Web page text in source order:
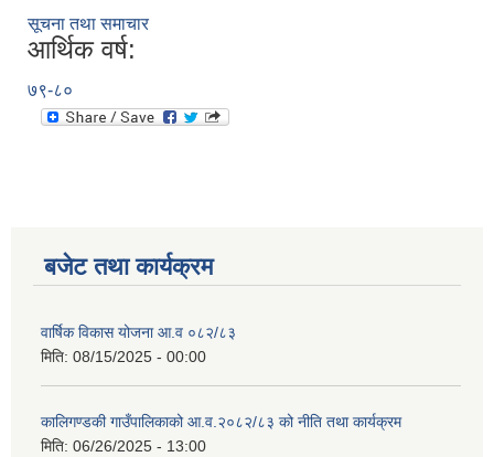
सूचना तथा समाचार
आर्थिक वर्ष:
७९-८०
बजेट तथा कार्यक्रम
वार्षिक विकास योजना आ.व ०८२/८३
मिति: 08/15/2025 - 00:00
कालिगण्डकी गाउँपालिकाको आ.व.२०८२/८३ को नीति तथा कार्यक्रम
मिति: 06/26/2025 - 13:00